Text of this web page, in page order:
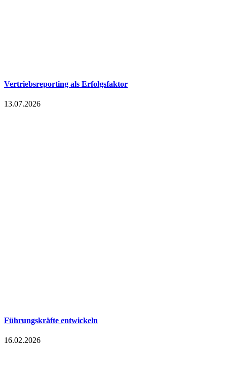
Vertriebsreporting als Erfolgsfaktor
13.07.2026
Führungskräfte entwickeln
16.02.2026